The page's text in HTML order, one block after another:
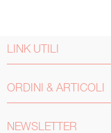
LINK UTILI
ORDINI & ARTICOLI
NEWSLETTER